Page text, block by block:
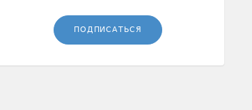
ПОДПИСАТЬСЯ